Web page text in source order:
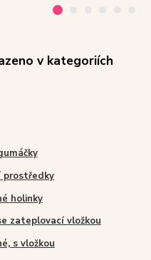
v kategoriích
prostředky
holinky
zateplovací vložkou
s vložkou